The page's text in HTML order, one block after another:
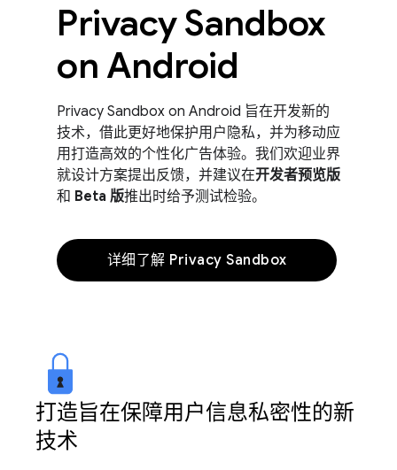
Privacy Sandbox
on Android
Privacy Sandbox on Android 旨在开发新的
技术，借此更好地保护用户隐私，并为移动应
用打造高效的个性化广告体验。我们欢迎业界
就设计方案提出反馈，并建议在开发者预览版
和 Beta 版推出时给予测试检验。
详细了解 Privacy Sandbox
打造旨在保障用户信息私密性的新
技术